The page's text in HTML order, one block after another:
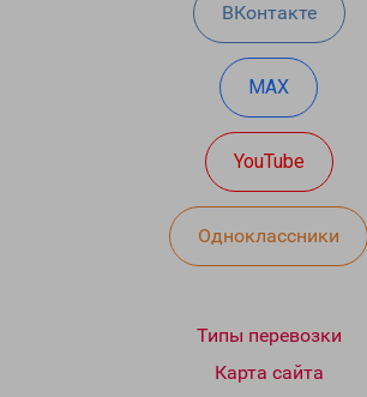
ВКонтакте
MAX
YouTube
Одноклассники
Типы перевозки
Карта сайта